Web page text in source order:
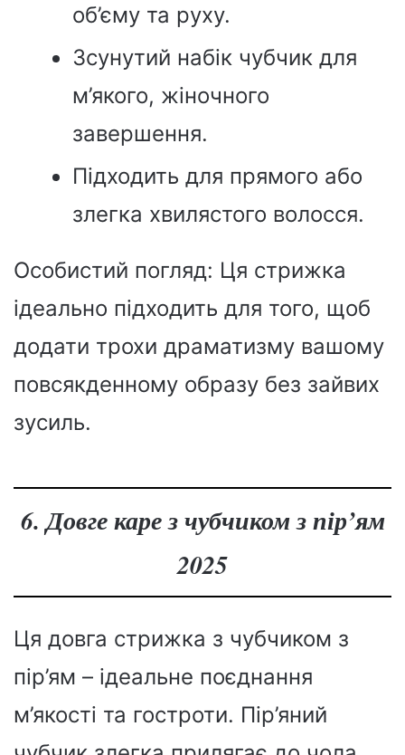
об’єму та руху.
Зсунутий набік чубчик для
м’якого, жіночного
завершення.
Підходить для прямого або
злегка хвилястого волосся.
Особистий погляд: Ця стрижка
ідеально підходить для того, щоб
додати трохи драматизму вашому
повсякденному образу без зайвих
зусиль.
6. Довге каре з чубчиком з пір’ям
2025
Ця довга стрижка з чубчиком з
пір’ям – ідеальне поєднання
м’якості та гостроти. Пір’яний